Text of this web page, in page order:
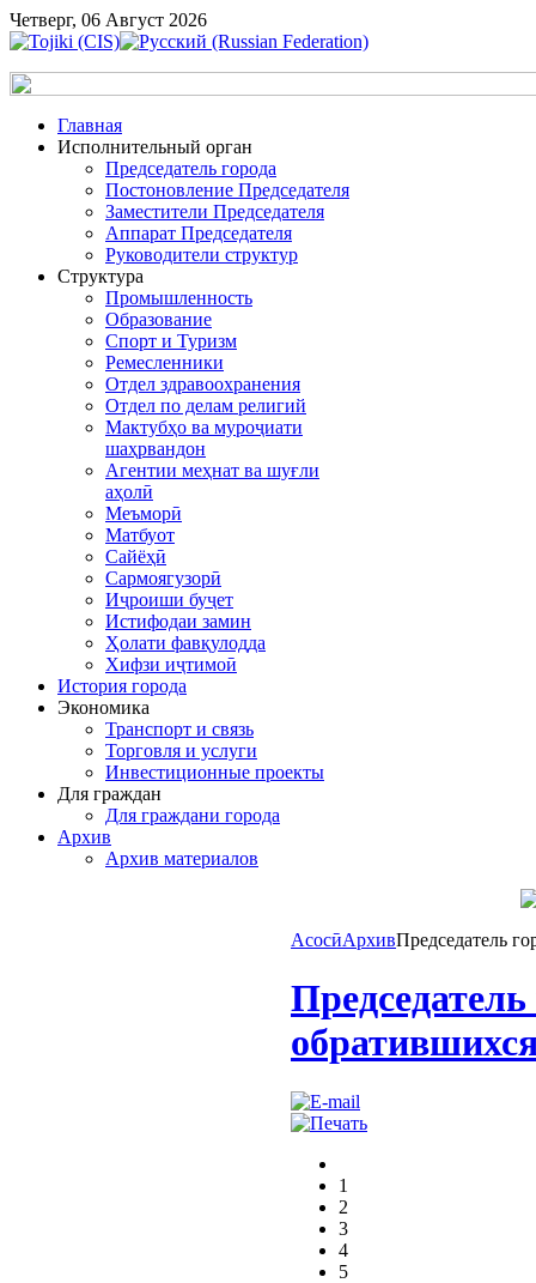
Четверг, 06 Август 2026
Главная
Исполнительный орган
Председатель города
Постоновление Председателя
Заместители Председателя
Аппарат Председателя
Руководители структур
Структура
Промышленность
Образование
Спорт и Туризм
Ремесленники
Отдел здравоохранения
Отдел по делам религий
Мактубҳо ва муроҷиати
шаҳрвандон
Агентии меҳнат ва шуғли
аҳолӣ
Меъморӣ
Матбуот
Сайёҳӣ
Сармоягузорӣ
Иҷроиши буҷет
Истифодаи замин
Ҳолати фавқулодда
Хифзи иҷтимоӣ
История города
Экономика
Транспорт и связь
Торговля и услуги
Инвестиционные проекты
Для граждан
Для граждани города
Архив
Архив материалов
АсосӣАрхивПредседатель
1
2
3
4
5